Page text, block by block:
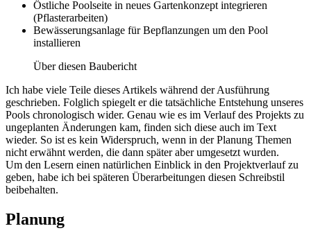
Östliche Poolseite in neues Gartenkonzept integrieren
(Pflasterarbeiten)
Bewässerungsanlage für Bepflanzungen um den Pool
installieren
Über diesen Baubericht
Ich habe viele Teile dieses Artikels während der Ausführung
geschrieben. Folglich spiegelt er die tatsächliche Entstehung unseres
Pools chronologisch wider. Genau wie es im Verlauf des Projekts zu
ungeplanten Änderungen kam, finden sich diese auch im Text
wieder. So ist es kein Widerspruch, wenn in der Planung Themen
nicht erwähnt werden, die dann später aber umgesetzt wurden.
Um den Lesern einen natürlichen Einblick in den Projektverlauf zu
geben, habe ich bei späteren Überarbeitungen diesen Schreibstil
beibehalten.
Planung